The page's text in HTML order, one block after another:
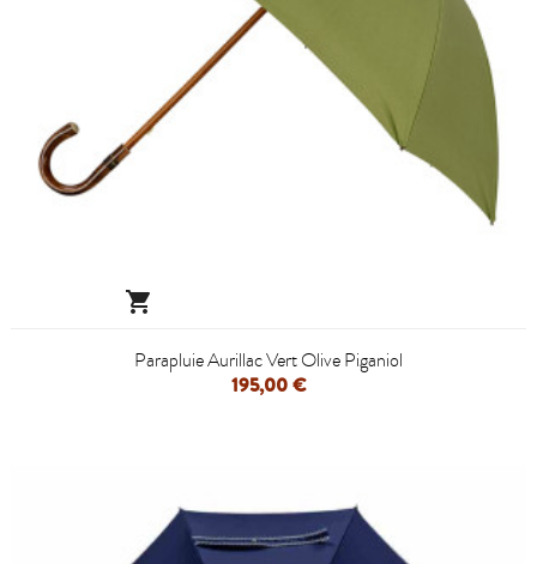

Parapluie Aurillac Vert Olive Piganiol
195,00 €